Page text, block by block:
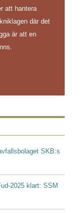
att hantera
där det
är att en
SKB:s
2025 klart: SSM